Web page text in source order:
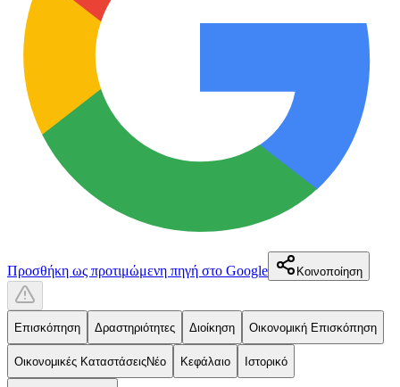
Προσθήκη ως προτιμώμενη πηγή στο Google Κοινοποίηση
Επισκόπηση Δραστηριότητες Διοίκηση Οικονομική Επισκόπηση
Οικονομικές ΚαταστάσειςΝέο Κεφάλαιο Ιστορικό